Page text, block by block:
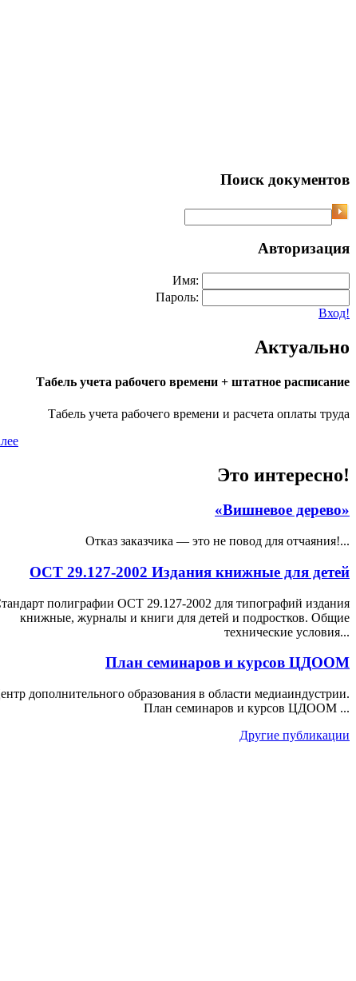
Поиск документов
Авторизация
Имя:
Пароль:
Вход!
Актуально
Табель учета рабочего времени + штатное расписание
Табель учета рабочего времени и расчета оплаты труда
Это интересно!
«Вишневое дерево»
Отказ заказчика — это не повод для отчаяния!...
ОСТ 29.127-2002 Издания книжные для детей
полиграфии ОСТ 29.127-2002 для типографий издания
книжные, журналы и книги для детей и подростков. Общие
технические условия...
План семинаров и курсов ЦДООМ
дополнительного образования в области медиаиндустрии.
План семинаров и курсов ЦДООМ ...
Другие публикации